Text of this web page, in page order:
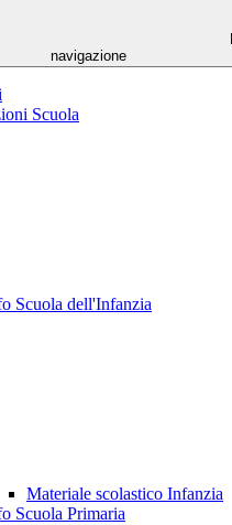
navigazione
Scuola
Scuola dell'Infanzia
Materiale scolastico Infanzia
Scuola Primaria